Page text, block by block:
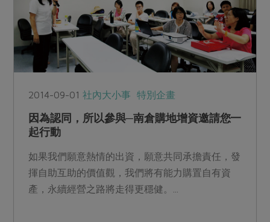
2014-09-01社內大小事 特別企畫
因為認同，所以參與─南倉購地增資邀請您一
起行動
如果我們願意熱情的出資，願意共同承擔責任，發
揮自助互助的價值觀，我們將有能力購置自有資
產，永續經營之路將走得更穩健。...